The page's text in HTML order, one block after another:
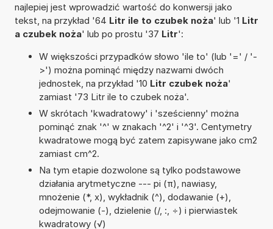
najlepiej jest wprowadzić wartość do konwersji jako
tekst, na przykład '64 Litr ile to czubek noża' lub '1 Litr
a czubek noża' lub po prostu '37 Litr':
W większości przypadków słowo 'ile to' (lub '=' / '-
>') można pominąć między nazwami dwóch
jednostek, na przykład '10 Litr czubek noża'
zamiast '73 Litr ile to czubek noża'.
W skrótach 'kwadratowy' i 'sześcienny' można
pominąć znak '^' w znakach '^2' i '^3'. Centymetry
kwadratowe mogą być zatem zapisywane jako cm2
zamiast cm^2.
Na tym etapie dozwolone są tylko podstawowe
działania arytmetyczne --- pi (π), nawiasy,
mnożenie (*, x), wykładnik (^), dodawanie (+),
odejmowanie (-), dzielenie (/, :, ÷) i pierwiastek
kwadratowy (√)